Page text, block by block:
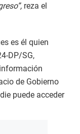
reza el
es él quien
DP/SG,
de Gobierno
puede acceder